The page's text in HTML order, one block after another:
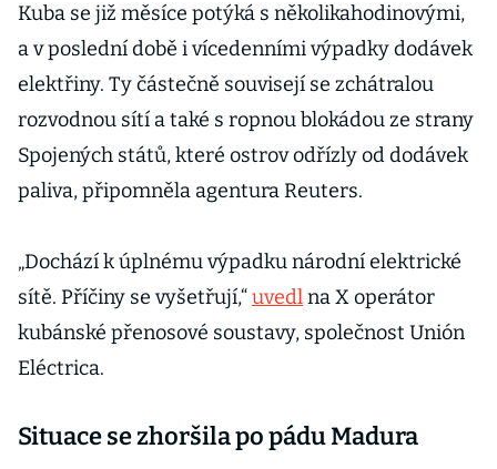
Kuba se již měsíce potýká s několikahodinovými,
a v poslední době i vícedenními výpadky dodávek
elektřiny. Ty částečně souvisejí se zchátralou
rozvodnou sítí a také s ropnou blokádou ze strany
Spojených států, které ostrov odřízly od dodávek
paliva, připomněla agentura Reuters.
„Dochází k úplnému výpadku národní elektrické
sítě. Příčiny se vyšetřují,“uvedlna X operátor
kubánské přenosové soustavy, společnost Unión
Eléctrica.
Situace se zhoršila po pádu Madura